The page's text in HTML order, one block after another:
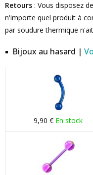
Retours : Vous disposez
n'importe quel produit à
par soudure thermique
Bijoux au hasard |
9,90 € En stock